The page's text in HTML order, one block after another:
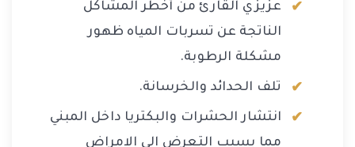
عزيزي القارئ من أخطر المشاكل
الناتجة عن تسربات المياه ظهور
مشكلة الرطوبة.
تلف الحدائد والخرسانة.
انتشار الحشرات والبكتريا داخل المبني
مما يسبب التعرض الي الامراض